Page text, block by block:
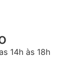
14h às 18h